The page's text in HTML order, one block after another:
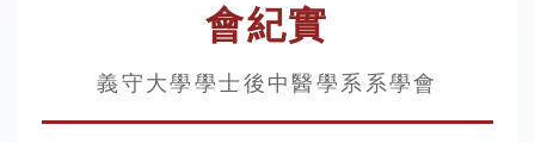
會紀實
義守大學學士後中醫學系系學會